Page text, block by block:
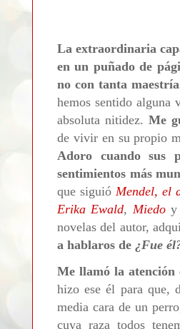
La extraordinaria
en un puñado de
no con tanta
hemos sentido alguna
absoluta nitidez. Me
de vivir en su propio
Adoro cuando sus
sentimientos más
que siguió Mendel, el
Erika Ewald, Miedoy
novelas del autor,
a hablaros de ¿Fue
Me llamó la
hizo ese él para que,
media cara de un
cuya raza todos